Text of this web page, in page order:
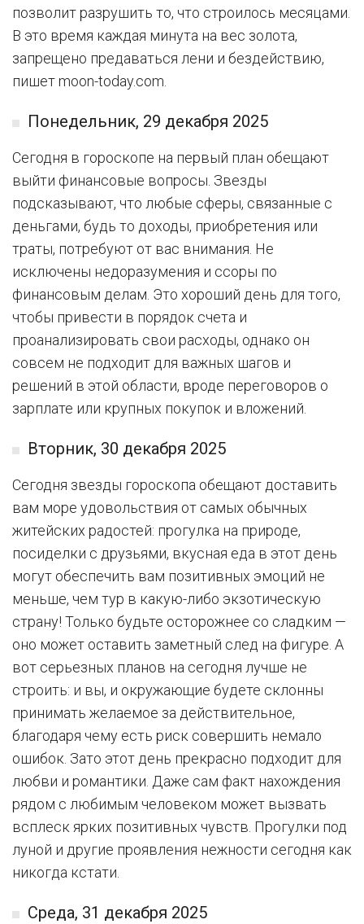
позволит разрушить то, что строилось месяцами.
В это время каждая минута на вес золота,
запрещено предаваться лени и бездействию,
пишет moon-today.com.
Понедельник, 29 декабря 2025
Сегодня в гороскопе на первый план обещают
выйти финансовые вопросы. Звезды
подсказывают, что любые сферы, связанные с
деньгами, будь то доходы, приобретения или
траты, потребуют от вас внимания. Не
исключены недоразумения и ссоры по
финансовым делам. Это хороший день для того,
чтобы привести в порядок счета и
проанализировать свои расходы, однако он
совсем не подходит для важных шагов и
решений в этой области, вроде переговоров о
зарплате или крупных покупок и вложений.
Вторник, 30 декабря 2025
Сегодня звезды гороскопа обещают доставить
вам море удовольствия от самых обычных
житейских радостей: прогулка на природе,
посиделки с друзьями, вкусная еда в этот день
могут обеспечить вам позитивных эмоций не
меньше, чем тур в какую-либо экзотическую
страну! Только будьте осторожнее со сладким —
оно может оставить заметный след на фигуре. А
вот серьезных планов на сегодня лучше не
строить: и вы, и окружающие будете склонны
принимать желаемое за действительное,
благодаря чему есть риск совершить немало
ошибок. Зато этот день прекрасно подходит для
любви и романтики. Даже сам факт нахождения
рядом с любимым человеком может вызвать
всплеск ярких позитивных чувств. Прогулки под
луной и другие проявления нежности сегодня как
никогда кстати.
Среда, 31 декабря 2025